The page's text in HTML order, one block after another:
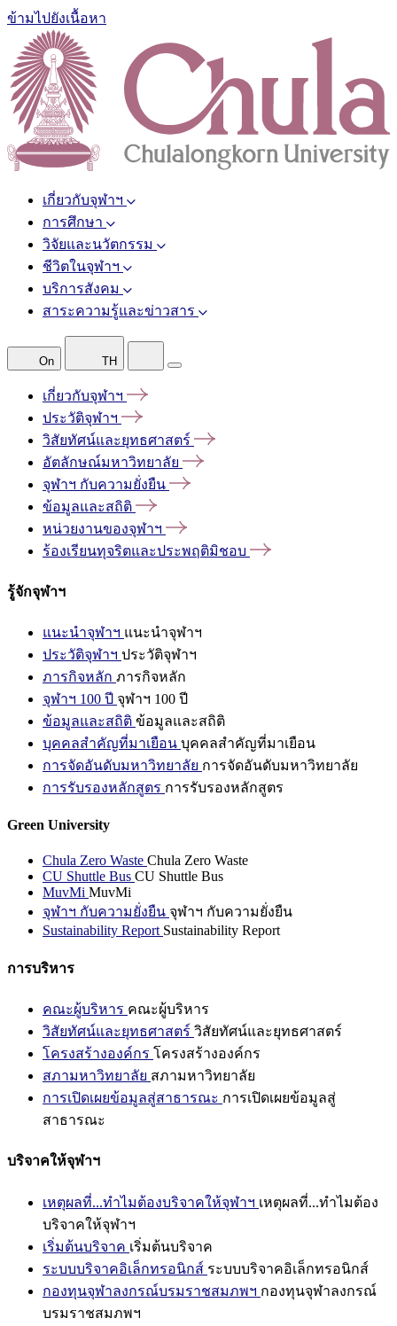
ข้ามไปยังเนื้อหา
เกี่ยวกับจุฬาฯ
การศึกษา
วิจัยและนวัตกรรม
ชีวิตในจุฬาฯ
บริการสังคม
สาระความรู้และข่าวสาร
On TH
เกี่ยวกับจุฬาฯ
ประวัติจุฬาฯ
วิสัยทัศน์และยุทธศาสตร์
อัตลักษณ์มหาวิทยาลัย
จุฬาฯ กับความยั่งยืน
ข้อมูลและสถิติ
หน่วยงานของจุฬาฯ
ร้องเรียนทุจริตและประพฤติมิชอบ
รู้จักจุฬาฯ
แนะนำจุฬาฯ แนะนำจุฬาฯ
ประวัติจุฬาฯ ประวัติจุฬาฯ
ภารกิจหลัก ภารกิจหลัก
จุฬาฯ 100 ปี จุฬาฯ 100 ปี
ข้อมูลและสถิติ ข้อมูลและสถิติ
บุคคลสำคัญที่มาเยือน บุคคลสำคัญที่มาเยือน
การจัดอันดับมหาวิทยาลัย การจัดอันดับมหาวิทยาลัย
การรับรองหลักสูตร การรับรองหลักสูตร
Green University
Chula Zero Waste Chula Zero Waste
CU Shuttle Bus CU Shuttle Bus
MuvMi MuvMi
จุฬาฯ กับความยั่งยืน จุฬาฯ กับความยั่งยืน
Sustainability Report Sustainability Report
การบริหาร
คณะผู้บริหาร คณะผู้บริหาร
วิสัยทัศน์และยุทธศาสตร์ วิสัยทัศน์และยุทธศาสตร์
โครงสร้างองค์กร โครงสร้างองค์กร
สภามหาวิทยาลัย สภามหาวิทยาลัย
การเปิดเผยข้อมูลสู่สาธารณะ การเปิดเผยข้อมูลสู่
สาธารณะ
บริจาคให้จุฬาฯ
เหตุผลที่...ทำไมต้องบริจาคให้จุฬาฯ เหตุผลที่...ทำไมต้อง
บริจาคให้จุฬาฯ
เริ่มต้นบริจาค เริ่มต้นบริจาค
ระบบบริจาคอิเล็กทรอนิกส์ ระบบบริจาคอิเล็กทรอนิกส์
กองทุนจุฬาลงกรณ์บรมราชสมภพฯ กองทุนจุฬาลงกรณ์
บรมราชสมภพฯ